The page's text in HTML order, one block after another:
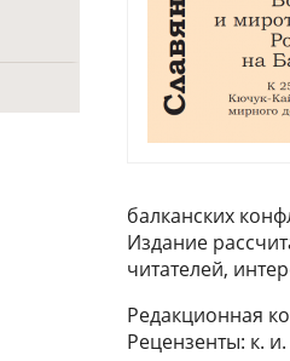
балканских
Издание
читателей,
Редакционная
Рецензенты: к.